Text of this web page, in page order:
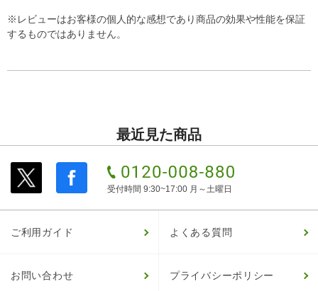
※レビューはお客様の個人的な感想であり商品の効果や性能を保証
するものではありません。
最近見た商品
受付時間 9:30~17:00 月～土曜日
ご利用ガイド よくある質問
お問い合わせ プライバシーポリシー